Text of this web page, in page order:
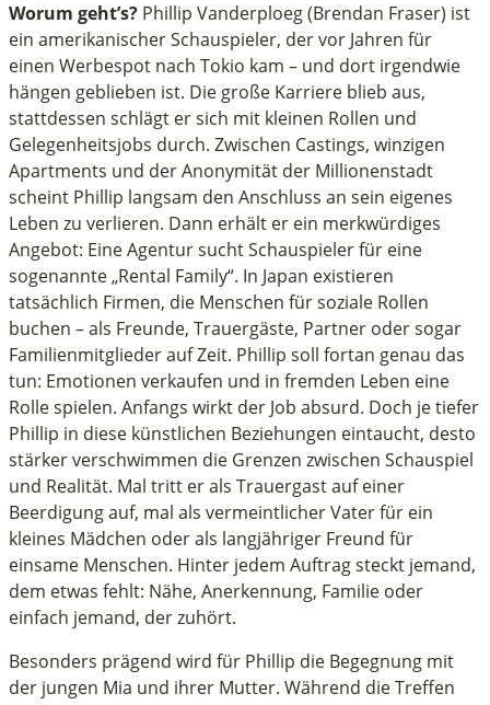
Worum geht’s? Phillip Vanderploeg (Brendan Fraser) ist
ein amerikanischer Schauspieler, der vor Jahren für
einen Werbespot nach Tokio kam – und dort irgendwie
hängen geblieben ist. Die große Karriere blieb aus,
stattdessen schlägt er sich mit kleinen Rollen und
Gelegenheitsjobs durch. Zwischen Castings, winzigen
Apartments und der Anonymität der Millionenstadt
scheint Phillip langsam den Anschluss an sein eigenes
Leben zu verlieren. Dann erhält er ein merkwürdiges
Angebot: Eine Agentur sucht Schauspieler für eine
sogenannte „Rental Family“. In Japan existieren
tatsächlich Firmen, die Menschen für soziale Rollen
buchen – als Freunde, Trauergäste, Partner oder sogar
Familienmitglieder auf Zeit. Phillip soll fortan genau das
tun: Emotionen verkaufen und in fremden Leben eine
Rolle spielen. Anfangs wirkt der Job absurd. Doch je tiefer
Phillip in diese künstlichen Beziehungen eintaucht, desto
stärker verschwimmen die Grenzen zwischen Schauspiel
und Realität. Mal tritt er als Trauergast auf einer
Beerdigung auf, mal als vermeintlicher Vater für ein
kleines Mädchen oder als langjähriger Freund für
einsame Menschen. Hinter jedem Auftrag steckt jemand,
dem etwas fehlt: Nähe, Anerkennung, Familie oder
einfach jemand, der zuhört.
Besonders prägend wird für Phillip die Begegnung mit
der jungen Mia und ihrer Mutter. Während die Treffen